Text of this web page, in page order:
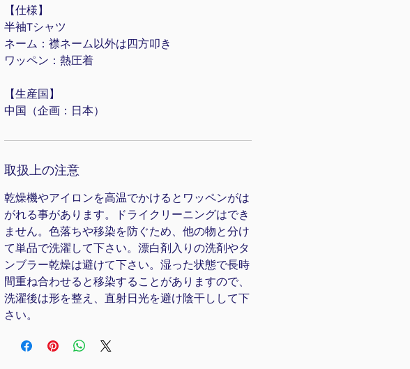
【仕様】
半袖Tシャツ
ネーム：襟ネーム以外は四方叩き
ワッペン：熱圧着
【生産国】
中国（企画：日本）
取扱上の注意
乾燥機やアイロンを高温でかけるとワッペンがは
がれる事があります。ドライクリーニングはでき
ません。色落ちや移染を防ぐため、他の物と分け
て単品で洗濯して下さい。漂白剤入りの洗剤やタ
ンブラー乾燥は避けて下さい。湿った状態で長時
間重ね合わせると移染することがありますので、
洗濯後は形を整え、直射日光を避け陰干しして下
さい。